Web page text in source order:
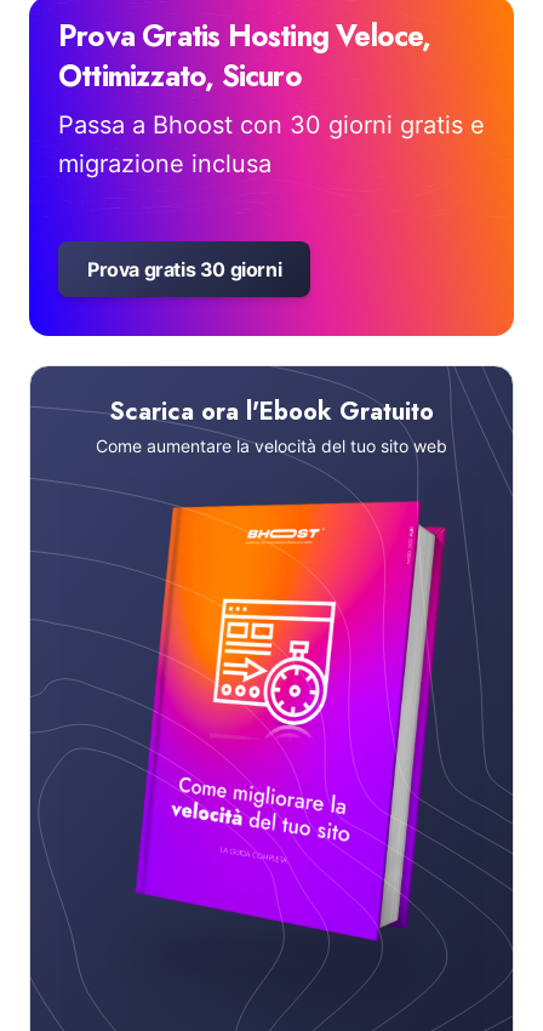
Prova Gratis Hosting Veloce,
Ottimizzato, Sicuro
Passa a Bhoost con 30 giorni gratis e
migrazione inclusa
Prova gratis 30 giorni
Scarica ora l'Ebook Gratuito
Come aumentare la velocità del tuo sito web